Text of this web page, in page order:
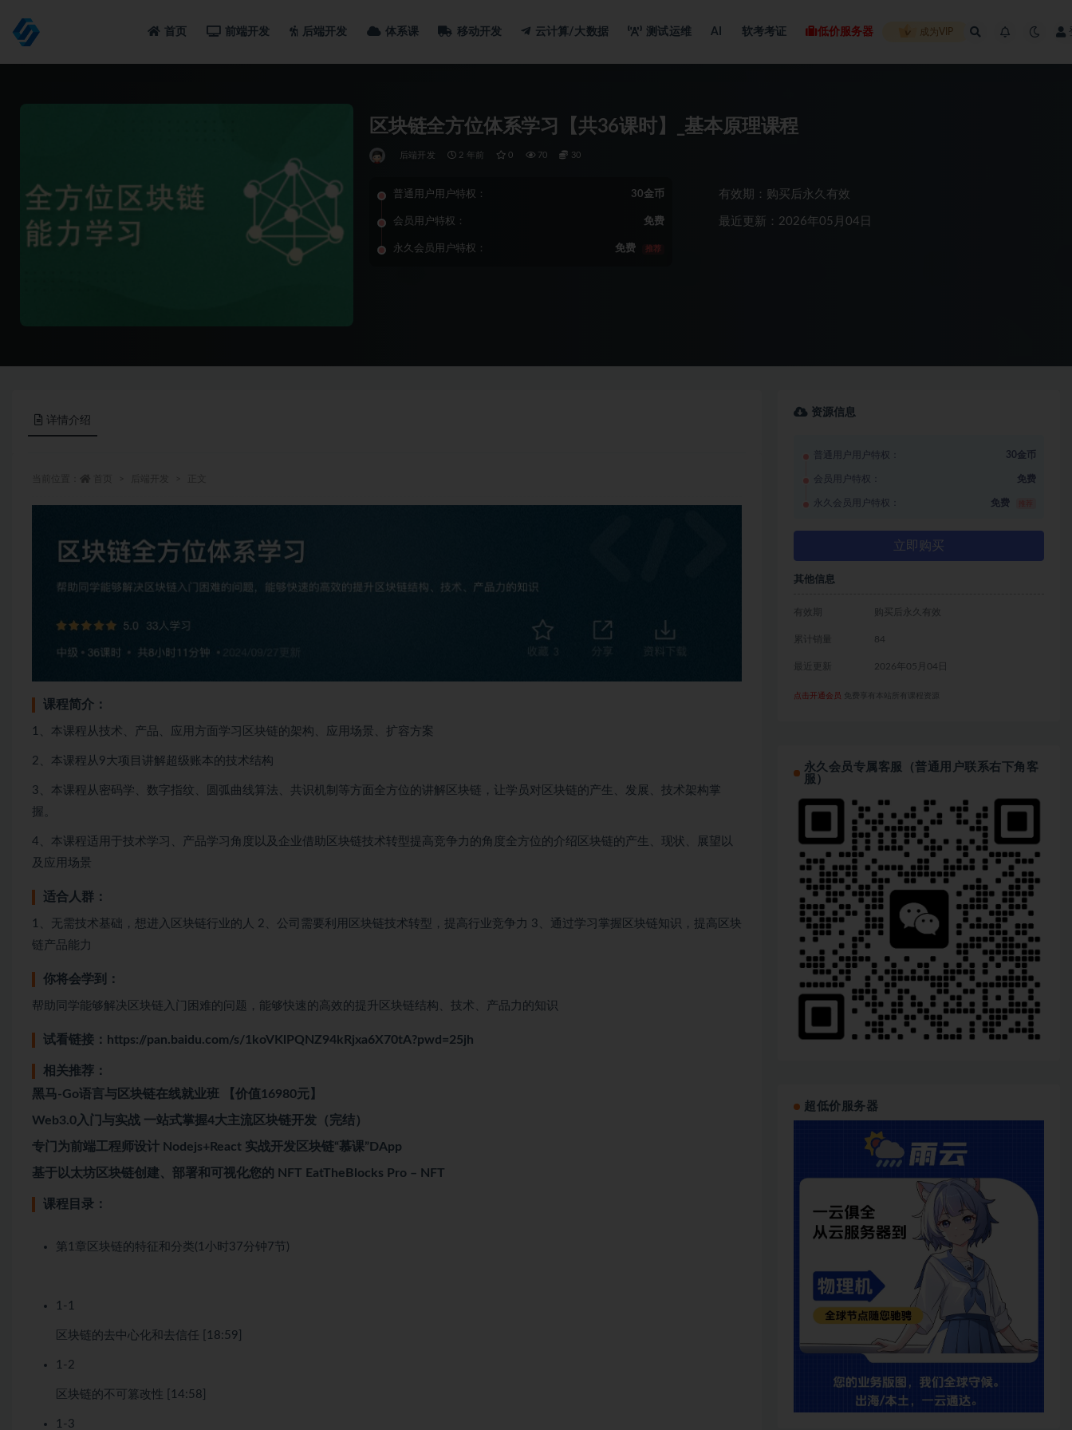
首页 前端开发 后端开发 体系课 移动开发 云计算/大数据 测试运维 AI 软考考证 低价服务器 成为VIP
区块链全方位体系学习【共36课时】_基本原理课程
后端开发 2 年前 0 70 30
普通用户用户特权： 30金币
会员用户特权： 免费
永久会员用户特权： 免费 推荐
有效期：购买后永久有效
最近更新：2026年05月04日
详情介绍
课程简介：
1、本课程从技术、产品、应用方面学习区块链的架构、应用场景、扩容方案
2、本课程从9大项目讲解超级账本的技术结构
3、本课程从密码学、数字指纹、圆弧曲线算法、共识机制等方面全方位的讲解区块链，让学员对区块链的产生、发展、技术架构掌
握。
4、本课程适用于技术学习、产品学习角度以及企业借助区块链技术转型提高竞争力的角度全方位的介绍区块链的产生、现状、展望以
及应用场景
适合人群：
1、无需技术基础，想进入区块链行业的人 2、公司需要利用区块链技术转型，提高行业竞争力 3、通过学习掌握区块链知识，提高区块
链产品能力
你将会学到：
帮助同学能够解决区块链入门困难的问题，能够快速的高效的提升区块链结构、技术、产品力的知识
试看链接： https://pan.baidu.com/s/1koVKlPQNZ94kRjxa6X70tA?pwd=25jh
相关推荐：
黑马-Go语言与区块链在线就业班 【价值16980元】
Web3.0入门与实战 一站式掌握4大主流区块链开发（完结）
专门为前端工程师设计 Nodejs+React 实战开发区块链“慕课”DApp
基于以太坊区块链创建、部署和可视化您的 NFT EatTheBlocks Pro – NFT
课程目录：
第1章 区块链的特征和分类(1小时37分钟7节)
1-1
区块链的去中心化和去信任 [18:59]
1-2
区块链的不可篡改性 [14:58]
1-3
资源信息
普通用户用户特权： 30金币
会员用户特权： 免费
永久会员用户特权： 免费
立即购买
其他信息
有效期 购买后永久有效
累计销量 84
最近更新 2026年05月04日
点击开通会员 免费享有本站所有课程资源
永久会员专属客服（普通用户联系右下角客
服）
超低价服务器